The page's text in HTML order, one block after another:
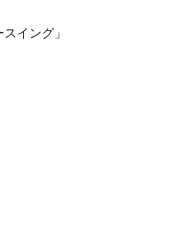
イング」